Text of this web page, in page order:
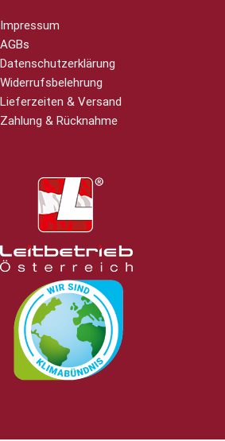
Impressum
AGBs
Datenschutzerklärung
Widerrufsbelehrung
Lieferzeiten & Versand
Zahlung & Rücknahme